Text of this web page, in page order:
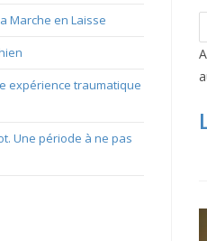
Marche en Laisse
expérience traumatique
Une période à ne pas